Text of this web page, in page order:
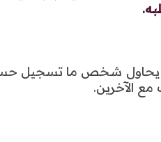
الآخرين.